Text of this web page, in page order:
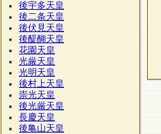
後宇多天皇
後二条天皇
後伏見天皇
後醍醐天皇
花園天皇
光厳天皇
光明天皇
後村上天皇
崇光天皇
後光厳天皇
長慶天皇
後亀山天皇